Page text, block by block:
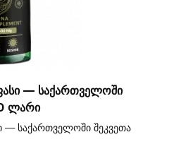
— საქართველოში
ლარი
საქართველოში შეკვეთა